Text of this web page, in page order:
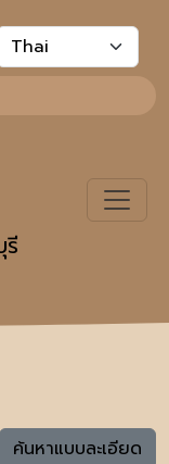
ค้นหาแบบละเอียด